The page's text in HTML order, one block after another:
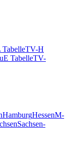
TV-H
TabelleTV-
HamburgHessenM-
Sachsen-